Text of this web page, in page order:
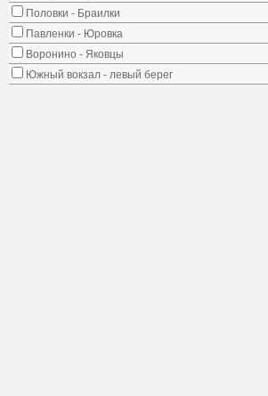
Половки - Браилки
Павленки - Юровка
Воронино - Яковцы
Южный вокзал - левый берег